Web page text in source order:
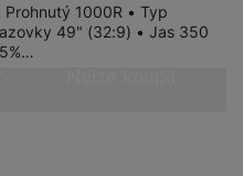
1000R • Typ
49" (32:9) • Jas 350